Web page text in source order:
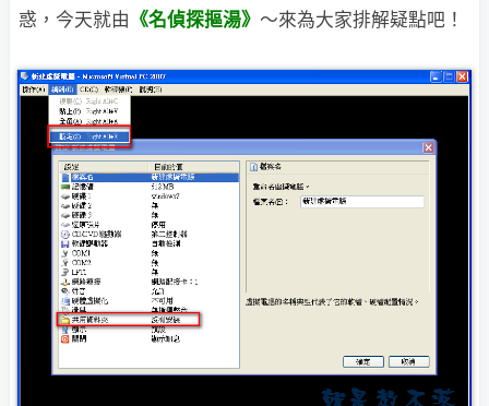
惑，今天就由 《名偵探摳湯》 ～來為大家排解疑點吧！